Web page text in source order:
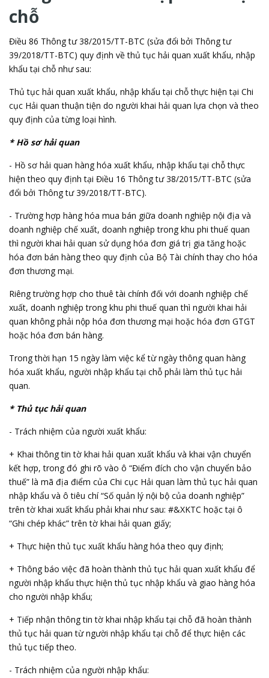
chỗ
Điều 86 Thông tư 38/2015/TT-BTC (sửa đổi bởi Thông tư
39/2018/TT-BTC) quy định về thủ tục hải quan xuất khẩu, nhập
khẩu tại chỗ như sau:
Thủ tục hải quan xuất khẩu, nhập khẩu tại chỗ thực hiện tại Chi
cục Hải quan thuận tiện do người khai hải quan lựa chọn và theo
quy định của từng loại hình.
* Hồ sơ hải quan
- Hồ sơ hải quan hàng hóa xuất khẩu, nhập khẩu tại chỗ thực
hiện theo quy định tại Điều 16 Thông tư 38/2015/TT-BTC (sửa
đổi bởi Thông tư 39/2018/TT-BTC).
- Trường hợp hàng hóa mua bán giữa doanh nghiệp nội địa và
doanh nghiệp chế xuất, doanh nghiệp trong khu phi thuế quan
thì người khai hải quan sử dụng hóa đơn giá trị gia tăng hoặc
hóa đơn bán hàng theo quy định của Bộ Tài chính thay cho hóa
đơn thương mại.
Riêng trường hợp cho thuê tài chính đối với doanh nghiệp chế
xuất, doanh nghiệp trong khu phi thuế quan thì người khai hải
quan không phải nộp hóa đơn thương mại hoặc hóa đơn GTGT
hoặc hóa đơn bán hàng.
Trong thời hạn 15 ngày làm việc kể từ ngày thông quan hàng
hóa xuất khẩu, người nhập khẩu tại chỗ phải làm thủ tục hải
quan.
* Thủ tục hải quan
- Trách nhiệm của người xuất khẩu:
+ Khai thông tin tờ khai hải quan xuất khẩu và khai vận chuyển
kết hợp, trong đó ghi rõ vào ô “Điểm đích cho vận chuyển bảo
thuế” là mã địa điểm của Chi cục Hải quan làm thủ tục hải quan
nhập khẩu và ô tiêu chí “Số quản lý nội bộ của doanh nghiệp”
trên tờ khai xuất khẩu phải khai như sau: #&XKTC hoặc tại ô
“Ghi chép khác” trên tờ khai hải quan giấy;
+ Thực hiện thủ tục xuất khẩu hàng hóa theo quy định;
+ Thông báo việc đã hoàn thành thủ tục hải quan xuất khẩu để
người nhập khẩu thực hiện thủ tục nhập khẩu và giao hàng hóa
cho người nhập khẩu;
+ Tiếp nhận thông tin tờ khai nhập khẩu tại chỗ đã hoàn thành
thủ tục hải quan từ người nhập khẩu tại chỗ để thực hiện các
thủ tục tiếp theo.
- Trách nhiệm của người nhập khẩu: